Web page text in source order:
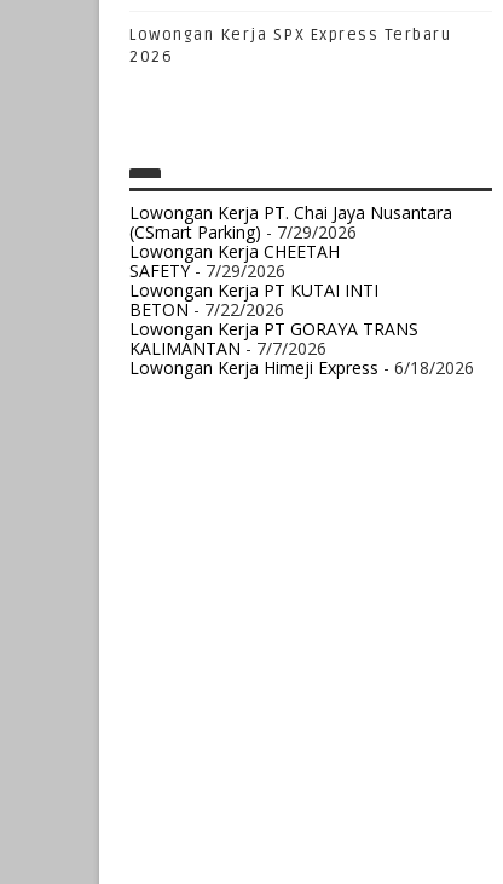
Lowongan Kerja SPX Express Terbaru
2026
Lowongan Kerja PT. Chai Jaya Nusantara
(CSmart Parking) - 7/29/2026
Lowongan Kerja CHEETAH
SAFETY- 7/29/2026
Lowongan Kerja PT KUTAI INTI
BETON- 7/22/2026
Lowongan Kerja PT GORAYA TRANS
KALIMANTAN- 7/7/2026
Lowongan Kerja Himeji Express - 6/18/2026